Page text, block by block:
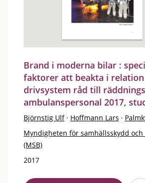
Brand i moderna bilar :
faktorer att beakta i
drivsystem råd till
ambulanspersonal 2017,
Björnstig Ulf · Hoffmann Lars ·
Myndigheten för samhällsskydd och
(MSB)
2017